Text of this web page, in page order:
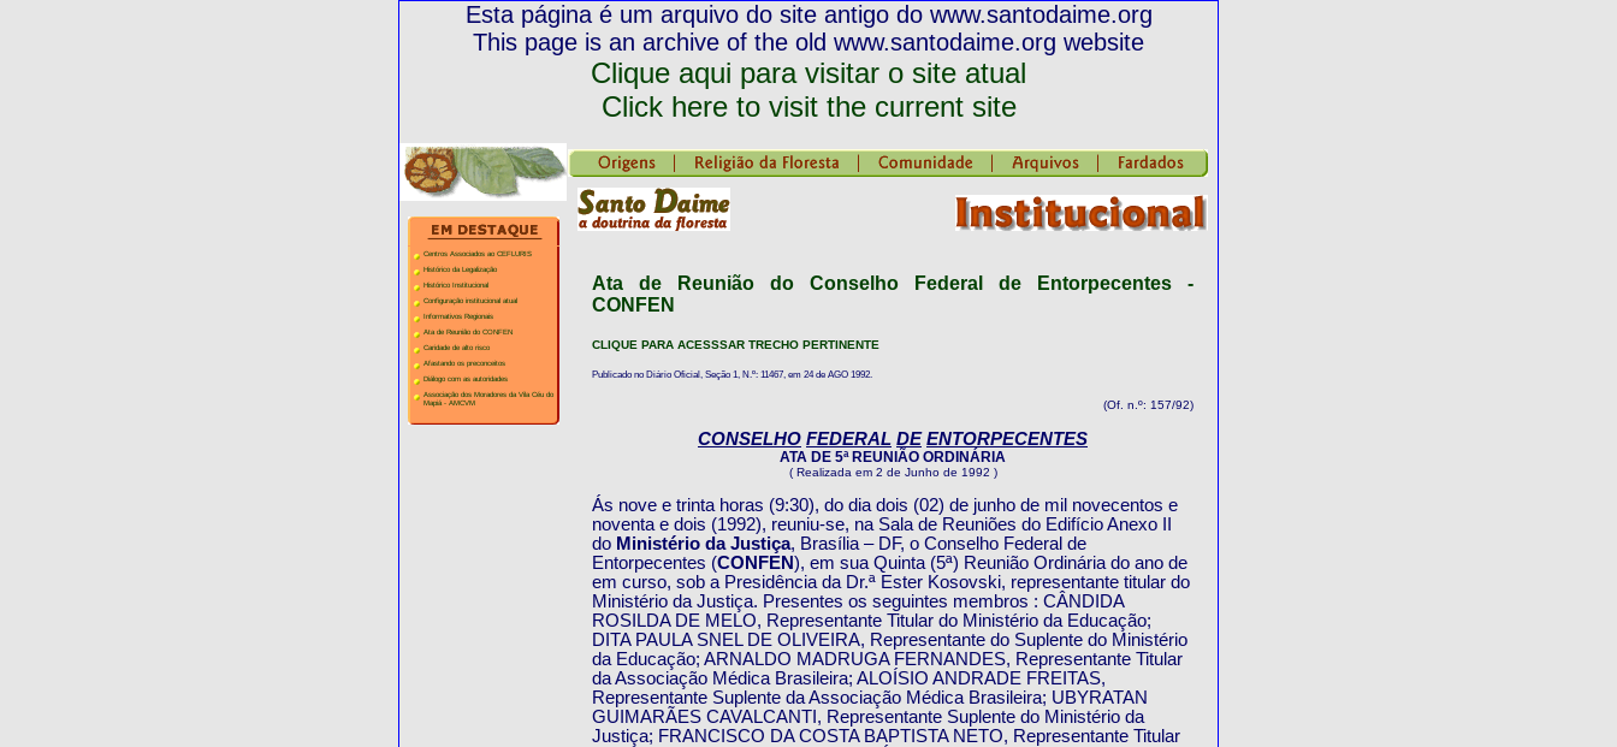
Esta página é um arquivo do site antigo do www.santodaime.org
This page is an archive of the old www.santodaime.org website
Clique aqui para visitar o site atual
Click here to visit the current site
Centros Associados ao CEFLURIS
Histórico da Legalização
Histórico Institucional
Configuração institucional atual
Informativos Regionais
Ata de Reunião do CONFEN
Caridade de alto risco
Afastando os preconceitos
Diálogo com as autoridades
Associação dos Moradores da Vila Céu do
Mapiá - AMCVM
Ata de Reunião do Conselho Federal de Entorpecentes -
CONFEN
CLIQUE PARA ACESSSAR TRECHO PERTINENTE
Publicado no Diário Oficial, Seção 1, N.º: 11467, em 24 de AGO 1992.
(Of. n.º: 157/92)
CONSELHO FEDERAL DE ENTORPECENTES
ATA DE 5ª REUNIÃO ORDINÁRIA
( Realizada em 2 de Junho de 1992 )
Ás nove e trinta horas (9:30), do dia dois (02) de junho de mil novecentos e
noventa e dois (1992), reuniu-se, na Sala de Reuniões do Edifício Anexo II
do Ministério da Justiça, Brasília – DF, o Conselho Federal de
Entorpecentes (CONFEN), em sua Quinta (5ª) Reunião Ordinária do ano de
em curso, sob a Presidência da Dr.ª Ester Kosovski, representante titular do
Ministério da Justiça. Presentes os seguintes membros : CÂNDIDA
ROSILDA DE MELO, Representante Titular do Ministério da Educação;
DITA PAULA SNEL DE OLIVEIRA, Representante do Suplente do Ministério
da Educação; ARNALDO MADRUGA FERNANDES, Representante Titular
da Associação Médica Brasileira; ALOÍSIO ANDRADE FREITAS,
Representante Suplente da Associação Médica Brasileira; UBYRATAN
GUIMARÃES CAVALCANTI, Representante Suplente do Ministério da
Justiça; FRANCISCO DA COSTA BAPTISTA NETO, Representante Titular